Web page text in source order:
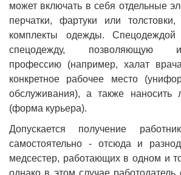
может включать в себя отдельные
перчатки, фартуки или
комплекты одежды.
спецодежду, позволяющую
профессию (например, халат
конкретное рабочее место
обслуживания), а также наносить
(форма курьера).
Допускается получение
самостоятельно - отсюда и
медсестер, работающих в одном и
однако в этом случае работодатель